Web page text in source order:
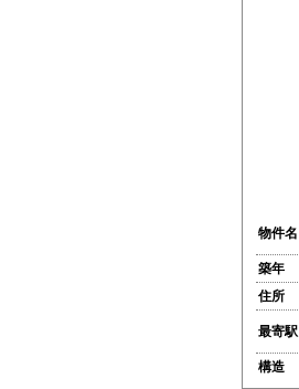
物件名
築年
住所
最寄駅
構造